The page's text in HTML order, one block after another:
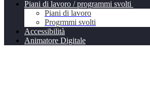
Piani di lavoro / programmi svolti
Piani di lavoro
Progrmmi svolti
Accessibilità
Animatore Digitale